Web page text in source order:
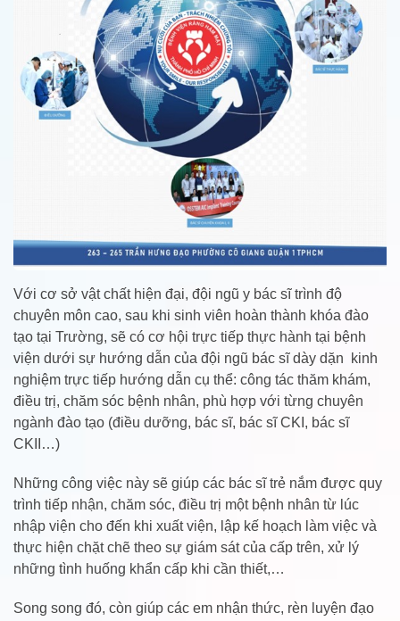
Với cơ sở vật chất hiện đại, đội ngũ y bác sĩ trình độ
chuyên môn cao, sau khi sinh viên hoàn thành khóa đào
tạo tại Trường, sẽ có cơ hội trực tiếp thực hành tại bệnh
viện dưới sự hướng dẫn của đội ngũ bác sĩ dày dặn kinh
nghiệm trực tiếp hướng dẫn cụ thể: công tác thăm khám,
điều trị, chăm sóc bệnh nhân, phù hợp với từng chuyên
ngành đào tạo (điều dưỡng, bác sĩ, bác sĩ CKI, bác sĩ
CKII…)
Những công việc này sẽ giúp các bác sĩ trẻ nắm được quy
trình tiếp nhận, chăm sóc, điều trị một bệnh nhân từ lúc
nhập viện cho đến khi xuất viện, lập kế hoạch làm việc và
thực hiện chặt chẽ theo sự giám sát của cấp trên, xử lý
những tình huống khẩn cấp khi cần thiết,…
Song song đó, còn giúp các em nhận thức, rèn luyện đạo